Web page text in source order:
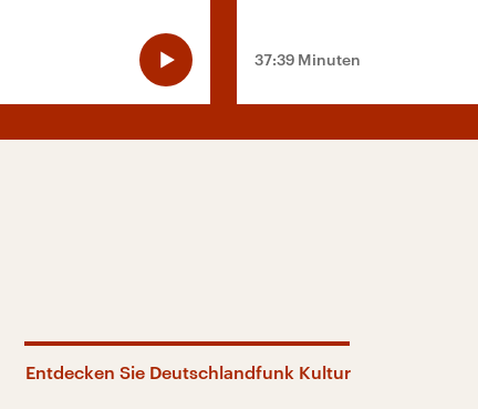
37:39 Minuten
Entdecken Sie Deutschlandfunk Kultur